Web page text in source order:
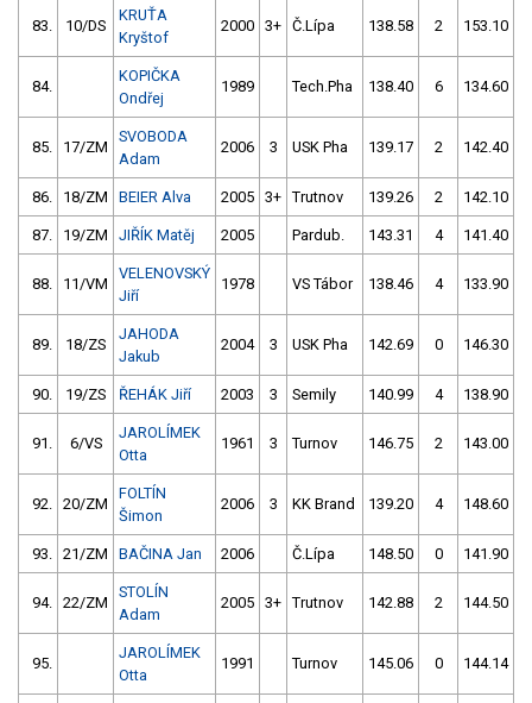
83. 10/DS
KRUŤA
Kryštof
2000 3+ Č.Lípa 138.58 2 153.10
84.
KOPIČKA
Ondřej
1989 Tech.Pha 138.40 6 134.60
85. 17/ZM
SVOBODA
Adam
2006 3 USK Pha 139.17 2 142.40
86. 18/ZM BEIER Alva 2005 3+ Trutnov 139.26 2 142.10
87. 19/ZM JIŘÍK Matěj 2005 Pardub. 143.31 4 141.40
88. 11/VM
VELENOVSKÝ
Jiří
1978 VS Tábor 138.46 4 133.90
89. 18/ZS
JAHODA
Jakub
2004 3 USK Pha 142.69 0 146.30
90. 19/ZS ŘEHÁK Jiří 2003 3 Semily 140.99 4 138.90
91. 6/VS
JAROLÍMEK
Otta
1961 3 Turnov 146.75 2 143.00
92. 20/ZM
FOLTÍN
Šimon
2006 3 KK Brand 139.20 4 148.60
93. 21/ZM BAČINA Jan 2006 Č.Lípa 148.50 0 141.90
94. 22/ZM
STOLÍN
Adam
2005 3+ Trutnov 142.88 2 144.50
95.
JAROLÍMEK
Otta
1991 Turnov 145.06 0 144.14